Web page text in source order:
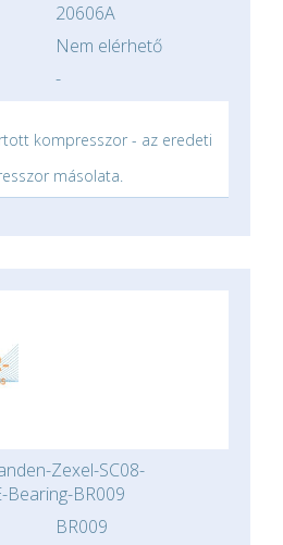
20606A
Nem elérhető
-
kompresszor - az eredeti
másolata.
Zexel-SC08-
Bearing-BR009
BR009